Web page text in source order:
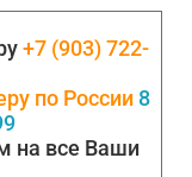
+7 (903) 722-
по России 8
на все Ваши